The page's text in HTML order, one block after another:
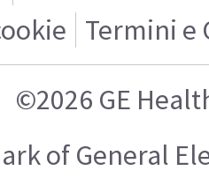
Termini e
©2026 GE
of General